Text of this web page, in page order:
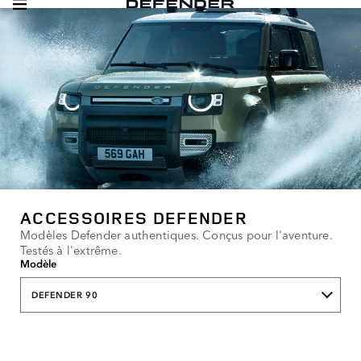
ACCESSOIRES DEFENDER
Modèles Defender authentiques. Conçus pour l'aventure.
Testés à l'extrême.
Modèle
DEFENDER 90